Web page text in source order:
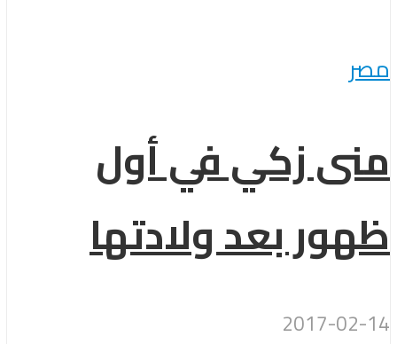
مصر
منى زكي في أول
ظهور بعد ولادتها
2017-02-14